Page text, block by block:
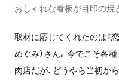
おしゃれな看板が目印の焼
取材に応じてくれたのは『恋
めぐみ）さん。今でこそ各
肉店だが、どうやら当初か